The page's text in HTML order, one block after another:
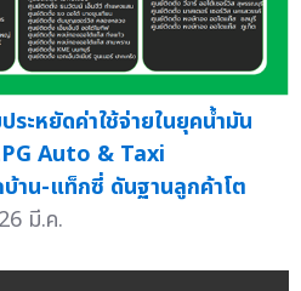
ระหยัดค่าใช้จ่ายในยุคน้ำมัน
Auto & Taxi
าน-แท็กซี่ ดันฐานลูกค้าโต
26 มี.ค.